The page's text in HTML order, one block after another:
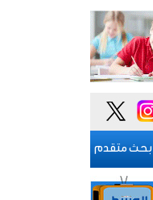
بحث متقدمملحمة وطنية